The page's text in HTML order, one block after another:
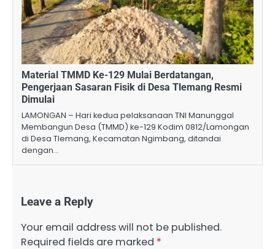
Material TMMD Ke-129 Mulai Berdatangan,
Pengerjaan Sasaran Fisik di Desa Tlemang Resmi
Dimulai
LAMONGAN – Hari kedua pelaksanaan TNI Manunggal
Membangun Desa (TMMD) ke-129 Kodim 0812/Lamongan
di Desa Tlemang, Kecamatan Ngimbang, ditandai
dengan…
Leave a Reply
Your email address will not be published.
Required fields are marked *